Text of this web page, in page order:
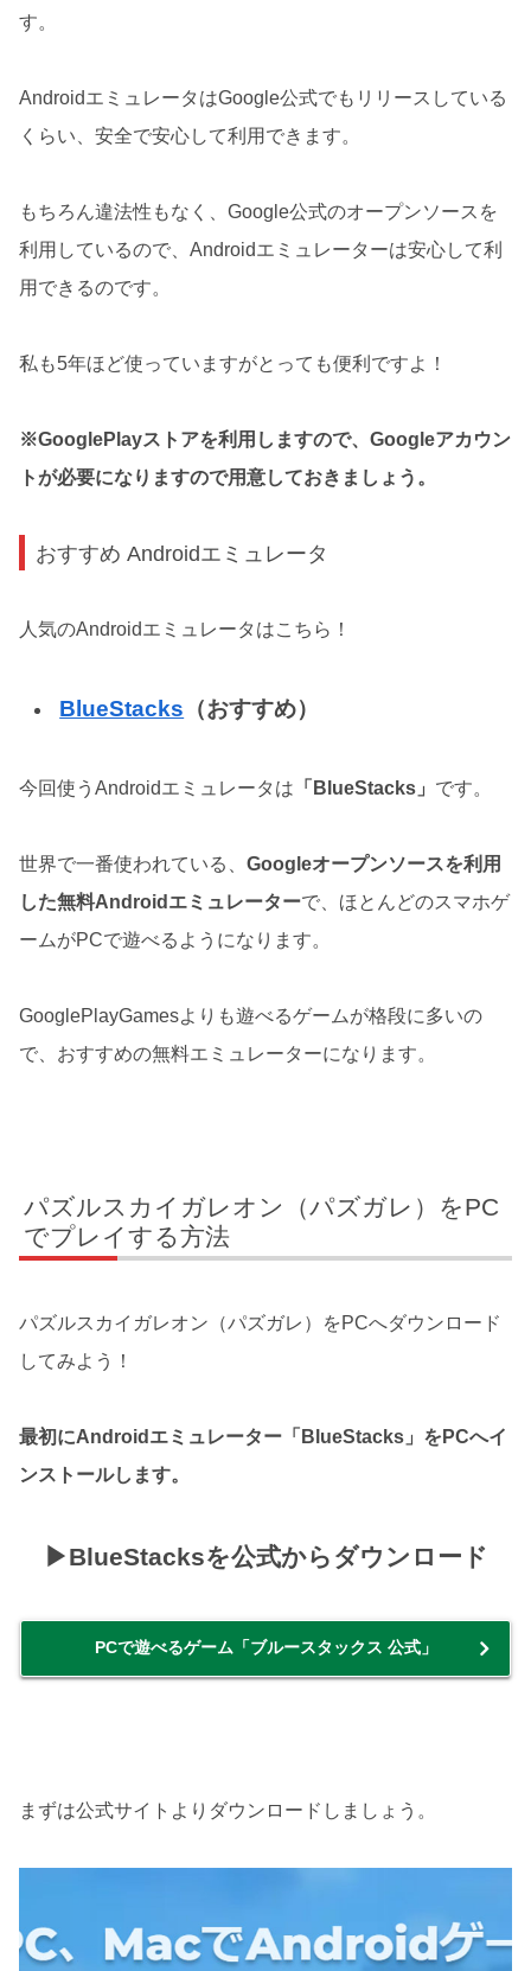
す。
AndroidエミュレータはGoogle公式でもリリースしている
くらい、安全で安心して利用できます。
もちろん違法性もなく、Google公式のオープンソースを
利用しているので、Androidエミュレーターは安心して利
用できるのです。
私も5年ほど使っていますがとっても便利ですよ！
※GooglePlayストアを利用しますので、Googleアカウン
トが必要になりますので用意しておきましょう。
おすすめ Androidエミュレータ
人気のAndroidエミュレータはこちら！
BlueStacks （おすすめ）
今回使うAndroidエミュレータは 「BlueStacks」 です。
世界で一番使われている、 Googleオープンソースを利用
した無料Androidエミュレーターで、ほとんどのスマホゲ
ームがPCで遊べるようになります。
GooglePlayGamesよりも遊べるゲームが格段に多いの
で、おすすめの無料エミュレーターになります。
パズルスカイガレオン（パズガレ）をPC
でプレイする方法
パズルスカイガレオン（パズガレ）をPCへダウンロード
してみよう！
最初にAndroidエミュレーター「BlueStacks」をPCへイ
ンストールします。
▶BlueStacksを公式からダウンロード
PCで遊べるゲーム「ブルースタックス 公式」
まずは公式サイトよりダウンロードしましょう。